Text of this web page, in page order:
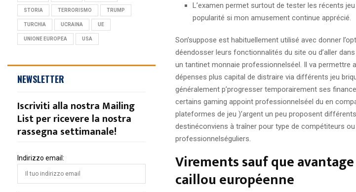
L’examen permet surtout de tester les récents
popularité si mon amusement continue apprécié.
Son’suppose est habituellement utilisé avec donner
déendosser leurs fonctionnalités du site ou d’aller
un tantinet monnaie professionnelséel. Il va permettre
dépenses plus capital de distraire via différents jeu
généralement p’progresser temporairement ses
certains gaming appoint professionnelséel du en
plateformes de jeu )’argent un peu proposent
destinéconviens à traîner pour type de compétiteurs
professionnelséguliers.
Virements sauf que
caillou européenne
STORIA TERRORISMO TRUMP
TURCHIA UCRAINA UE
UNIONE EUROPEA USA
NEWSLETTER
Iscriviti alla nostra Mailing
List per ricevere la nostra
rassegna settimanale!
Indirizzo email: